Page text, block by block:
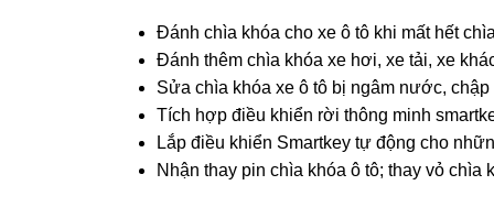
Đánh chìa khóa cho xe ô tô khi mất hết
Đánh thêm chìa khóa xe hơi, xe tải, xe
Sửa chìa khóa xe ô tô bị ngâm nước,
Tích hợp điều khiển rời thông minh
Lắp điều khiển Smartkey tự động cho
Nhận thay pin chìa khóa ô tô; thay vỏ chìa